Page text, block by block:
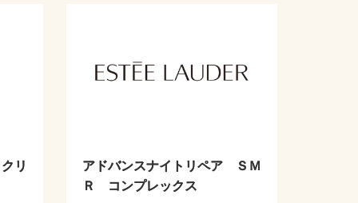
リ
アドバンスナイトリペア ＳＭ
Ｒ コンプレックス